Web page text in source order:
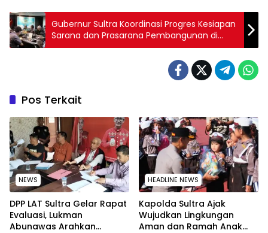
Gubernur Sultra Koordinasi Progres Kesiapan
Sarana dan Prasarana Pembangunan di
Kemenko Marves
Pos Terkait
NEWS
‎DPP LAT Sultra Gelar Rapat
Evaluasi, Lukman
Abunawas Arahkan
HEADLINE NEWS
Kapolda Sultra Ajak
Wujudkan Lingkungan
Aman dan Ramah Anak